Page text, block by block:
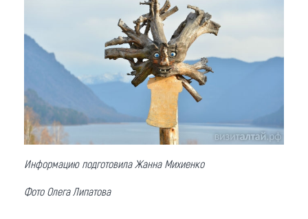
Информацию подготовила Жанна Михиенко
Фото Олега Липатова